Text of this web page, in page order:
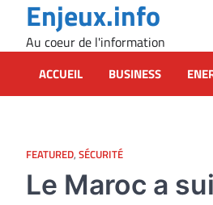
content
Enjeux.info
Au coeur de l'information
ACCUEIL BUSINESS
FEATURED, SÉCURITÉ
Le Maroc a